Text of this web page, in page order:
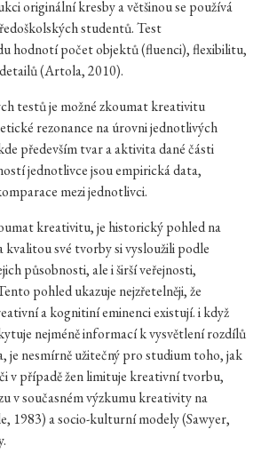
originální kresby a většinou se používá
studentů. Test
hodnotí počet objektů (fluenci), flexibilitu,
(Artola, 2010).
testů je možné zkoumat kreativitu
rezonance na úrovni jednotlivých
především tvar a aktivita dané části
jednotlivce jsou empirická data,
mezi jednotlivci.
kreativitu, je historický pohled na
své tvorby si vysloužili podle
působnosti, ale i širší veřejnosti,
pohled ukazuje nejzřetelněji, že
a kognitiní eminenci existují. i když
nejméně informací k vysvětlení rozdílů
je nesmírně užitečný pro studium toho, jak
v případě žen limituje kreativní tvorbu,
v současném výzkumu kreativity na
1983) a socio-kulturní modely (Sawyer,